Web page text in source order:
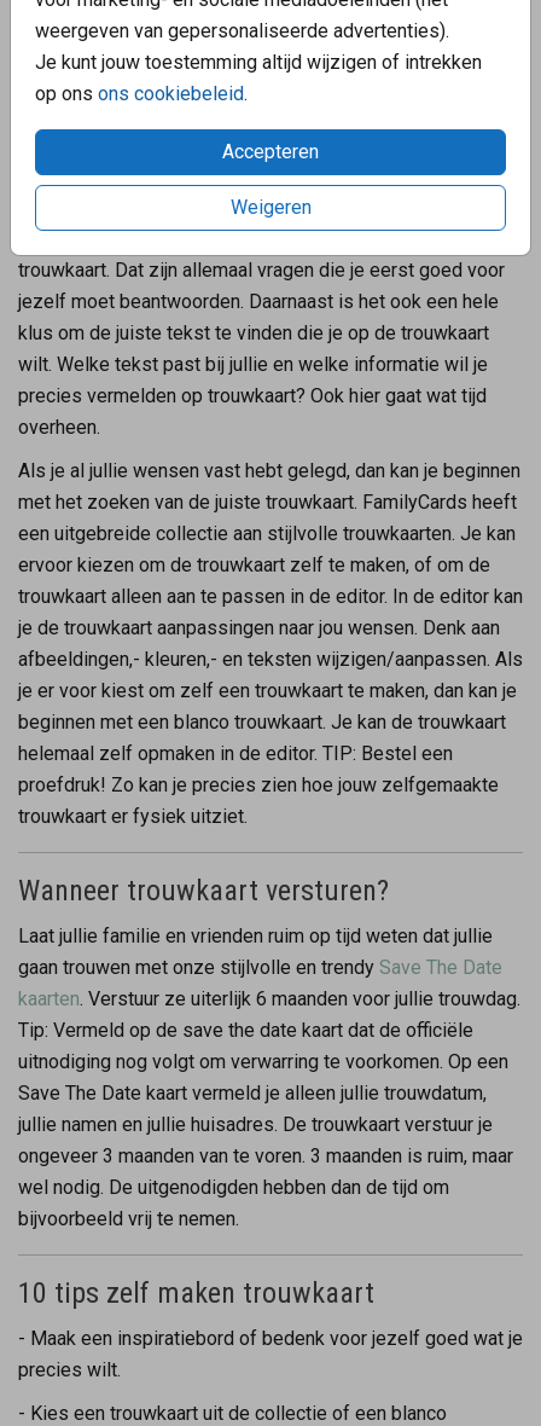
weergeven van gepersonaliseerde advertenties).
Je kunt jouw toestemming altijd wijzigen of intrekken
op ons ons cookiebeleid.
Accepteren
Weigeren
vragen
Wanneer trouwkaart bestellen?
Een trouwkaart bestel je meestal een half jaar van tevoren.
Waarom een half jaar? Het is handig om eerst goed in beeld
te brengen wat je precies voor trouwkaart wilt. Ga je voor
een stijlvolle trouwkaart, of wil je juist ene trendy
trouwkaart. Dat zijn allemaal vragen die je eerst goed voor
jezelf moet beantwoorden. Daarnaast is het ook een hele
klus om de juiste tekst te vinden die je op de trouwkaart
wilt. Welke tekst past bij jullie en welke informatie wil je
precies vermelden op trouwkaart? Ook hier gaat wat tijd
overheen.
Als je al jullie wensen vast hebt gelegd, dan kan je beginnen
met het zoeken van de juiste trouwkaart. FamilyCards heeft
een uitgebreide collectie aan stijlvolle trouwkaarten. Je kan
ervoor kiezen om de trouwkaart zelf te maken, of om de
trouwkaart alleen aan te passen in de editor. In de editor kan
je de trouwkaart aanpassingen naar jou wensen. Denk aan
afbeeldingen,- kleuren,- en teksten wijzigen/aanpassen. Als
je er voor kiest om zelf een trouwkaart te maken, dan kan je
beginnen met een blanco trouwkaart. Je kan de trouwkaart
helemaal zelf opmaken in de editor. TIP: Bestel een
proefdruk! Zo kan je precies zien hoe jouw zelfgemaakte
trouwkaart er fysiek uitziet.
Wanneer trouwkaart versturen?
Laat jullie familie en vrienden ruim op tijd weten dat jullie
gaan trouwen met onze stijlvolle en trendy Save The Date
kaarten . Verstuur ze uiterlijk 6 maanden voor jullie trouwdag.
Tip: Vermeld op de save the date kaart dat de officiële
uitnodiging nog volgt om verwarring te voorkomen. Op een
Save The Date kaart vermeld je alleen jullie trouwdatum,
jullie namen en jullie huisadres. De trouwkaart verstuur je
ongeveer 3 maanden van te voren. 3 maanden is ruim, maar
wel nodig. De uitgenodigden hebben dan de tijd om
bijvoorbeeld vrij te nemen.
10 tips zelf maken trouwkaart
- Maak een inspiratiebord of bedenk voor jezelf goed wat je
precies wilt.
- Kies een trouwkaart uit de collectie of een blanco